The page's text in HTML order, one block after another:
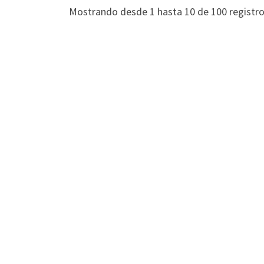
Mostrando desde 1 hasta 10 de 100